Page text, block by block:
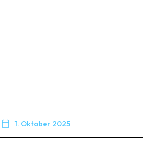
 1. Oktober 2025